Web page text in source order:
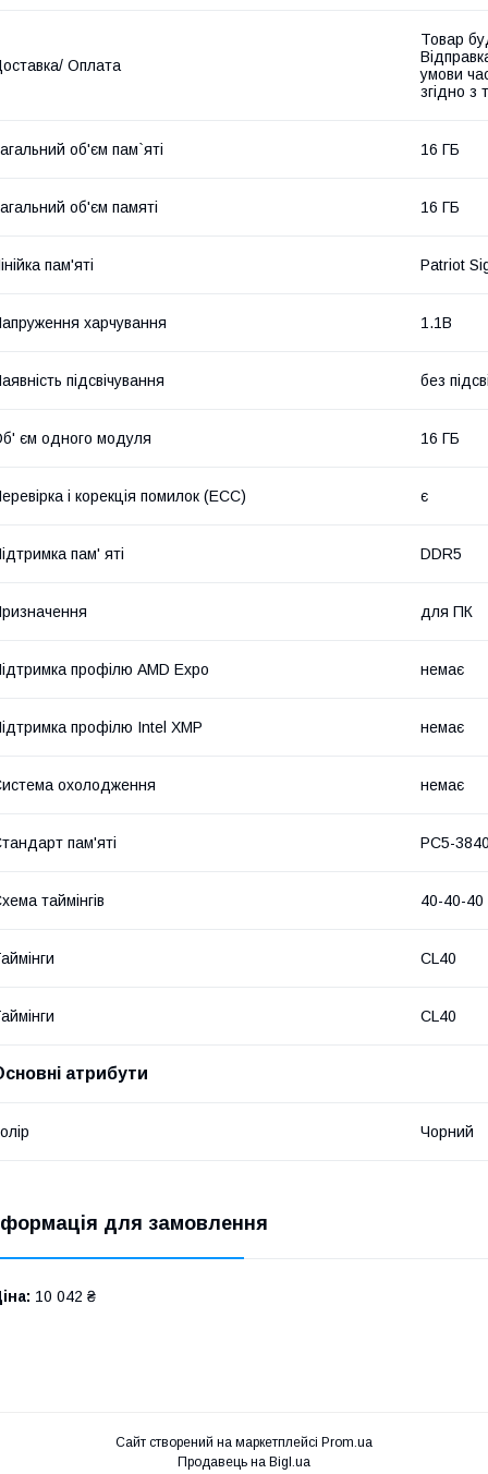
Оплата
Товар
умови
згідно
об'єм пам`яті 16 ГБ
об'єм памяті 16 ГБ
пам'яті Patriot
харчування 1.1В
підсвічування без
єм одного модуля 16 ГБ
і корекція помилок (ECC) є
пам' яті DDR5
для ПК
профілю AMD Expo немає
профілю Intel XMP немає
охолодження немає
пам'яті PC5-
таймінгів 40-40-40
CL40
CL40
атрибути
Чорний
для замовлення
10 042 ₴
Сайт створений на маркетплейсі Prom.ua
Продавець на Bigl.ua